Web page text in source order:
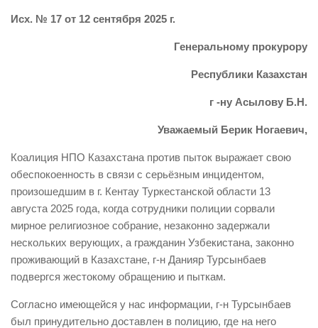
Исх. № 17 от 12 сентября 2025 г.
Генеральному прокурору
Республики Казахстан
г -ну Асылову Б.Н.
Уважаемый Берик Ногаевич,
Коалиция НПО Казахстана против пыток выражает свою
обеспокоенность в связи с серьёзным инцидентом,
произошедшим в г. Кентау Туркестанской области 13
августа 2025 года, когда сотрудники полиции сорвали
мирное религиозное собрание, незаконно задержали
нескольких верующих, а гражданин Узбекистана, законно
проживающий в Казахстане, г-н Данияр Турсынбаев
подвергся жестокому обращению и пыткам.
Согласно имеющейся у нас информации, г-н Турсынбаев
был принудительно доставлен в полицию, где на него